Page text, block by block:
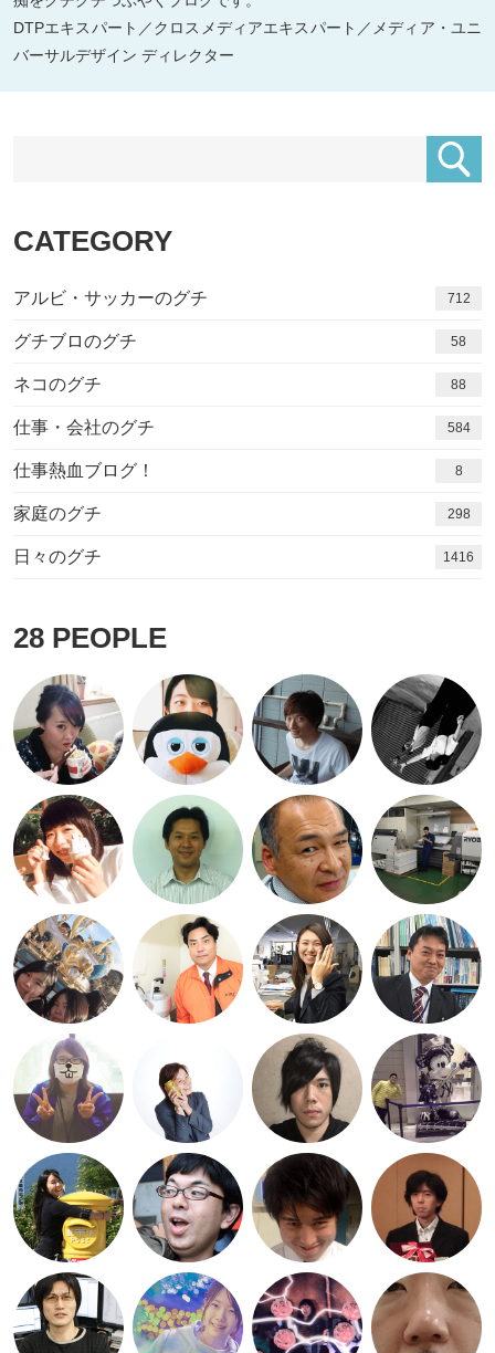
DTPエキスパート／クロスメディアエキスパート／メディア・ユニ
バーサルデザイン ディレクター
CATEGORY
アルビ・サッカーのグチ 712
グチブロのグチ 58
ネコのグチ 88
仕事・会社のグチ 584
仕事熱血ブログ！ 8
家庭のグチ 298
日々のグチ 1416
28 PEOPLE